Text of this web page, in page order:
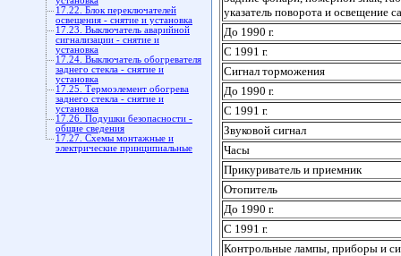
17.22. Блок переключателей
освещения - снятие и установка
17.23. Выключатель аварийной
сигнализации - снятие и
установка
17.24. Выключатель обогревателя
заднего стекла - снятие и
установка
17.25. Термоэлемент обогрева
заднего стекла - снятие и
установка
17.26. Подушки безопасности -
общие сведения
17.27. Схемы монтажные и
электрические принципиальные
указатель поворота и освещение
До 1990 г.
С 1991 г.
Сигнал торможения
До 1990 г.
С 1991 г.
Звуковой сигнал
Часы
Прикуриватель и приемник
Отопитель
До 1990 г.
С 1991 г.
Контрольные лампы, приборы и